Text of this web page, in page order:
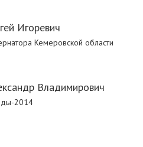
Игоревич
Кемеровской области
Владимирович
2014